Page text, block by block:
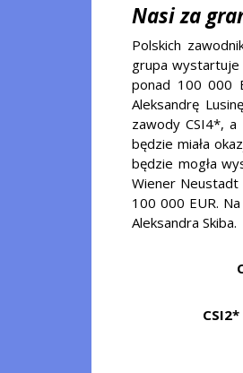
Nasi za
Polskich
grupa wystartuje
ponad 100 000
Aleksandrę
zawody CSI4*,
będzie miała
będzie mogła
Wiener Neustadt
100 000 EUR.
Aleksandra Skiba.